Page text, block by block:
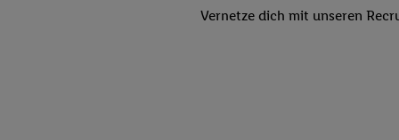
Vernetze dich mit unseren
zur Auswahl